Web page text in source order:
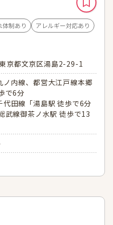
体制あり アレルギー対応あり
京都文京区湯島2-29-1
ノ内線、都営大江戸線本郷
で6分
代田線「湯島駅 徒歩で6分
武線御茶ノ水駅 徒歩で13